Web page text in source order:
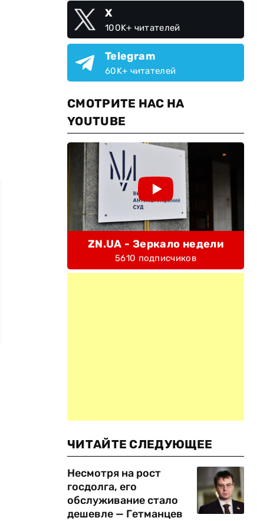
X
100K+ читателей
Telegram
60K+ читателей
СМОТРИТЕ НАС НА
YOUTUBE
ZN.UA - Зеркало недели
5610 подписчиков
ЧИТАЙТЕ СЛЕДУЮЩЕЕ
Несмотря на рост
госдолга, его
обслуживание стало
дешевле — Гетманцев